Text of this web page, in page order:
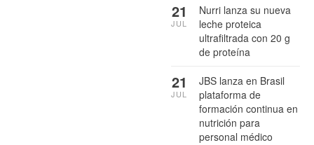
Nurri lanza su nueva
leche proteica
ultrafiltrada con 20 g
de proteína
21
JUL
JBS lanza en Brasil
plataforma de
formación continua en
nutrición para
personal médico
21
JUL